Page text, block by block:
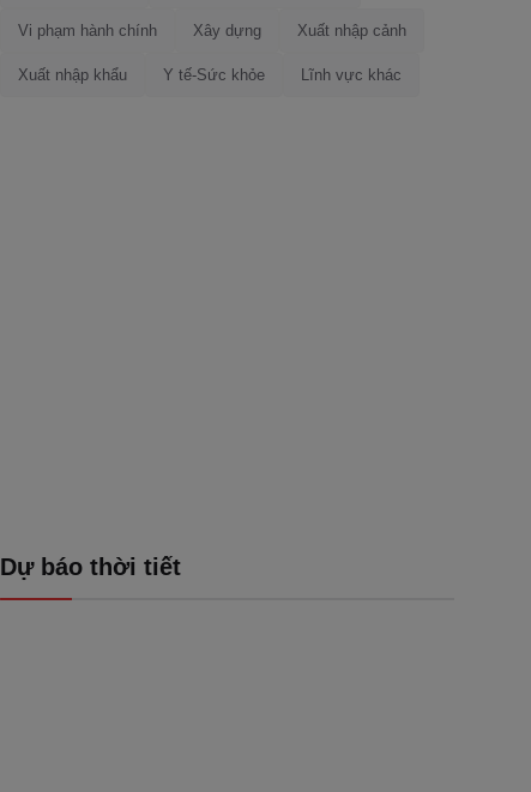
Vi phạm hành chính Xây dựng Xuất nhập cảnh
Xuất nhập khẩu Y tế-Sức khỏe Lĩnh vực khác
Dự báo thời tiết